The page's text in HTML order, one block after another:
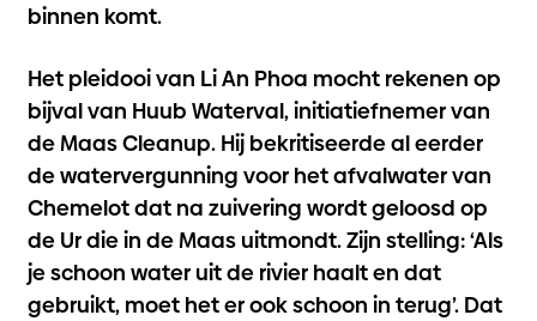
binnen komt.
Het pleidooi van Li An Phoa mocht rekenen op
bijval van Huub Waterval, initiatiefnemer van
de Maas Cleanup. Hij bekritiseerde al eerder
de watervergunning voor het afvalwater van
Chemelot dat na zuivering wordt geloosd op
de Ur die in de Maas uitmondt. Zijn stelling: ‘Als
je schoon water uit de rivier haalt en dat
gebruikt, moet het er ook schoon in terug’. Dat